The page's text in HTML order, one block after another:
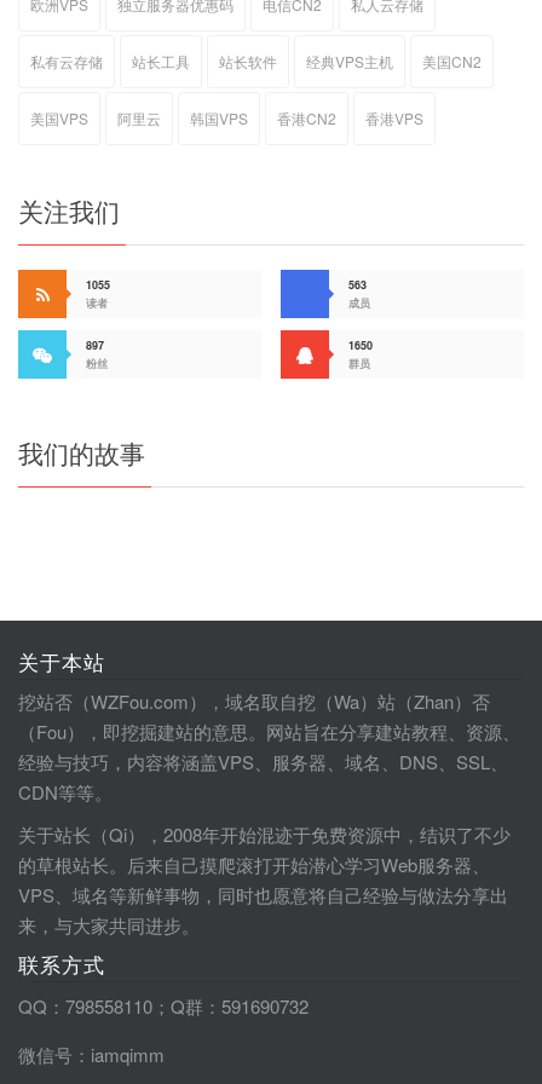
欧洲VPS 独立服务器优惠码 电信CN2 私人云存储
私有云存储 站长工具 站长软件 经典VPS主机 美国CN2
美国VPS 阿里云 韩国VPS 香港CN2 香港VPS
关注我们
1055
读者
563
成员
897
粉丝
1650
群员
我们的故事
关于本站
挖站否（WZFou.com），域名取自挖（Wa）站（Zhan）否
（Fou），即挖掘建站的意思。网站旨在分享建站教程、资源、
经验与技巧，内容将涵盖VPS、服务器、域名、DNS、SSL、
CDN等等。
关于站长（Qi），2008年开始混迹于免费资源中，结识了不少
的草根站长。后来自己摸爬滚打开始潜心学习Web服务器、
VPS、域名等新鲜事物，同时也愿意将自己经验与做法分享出
来，与大家共同进步。
联系方式
QQ：798558110；Q群：591690732
微信号：iamqimm